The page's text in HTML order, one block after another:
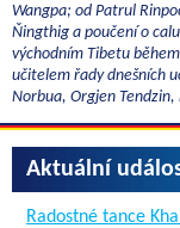
Wangpa; od Patrul
Ňingthig a poučení o
východním Tibetu
učitelem řady dnešních
Norbua, Orgjen
Aktuální
Radostné tance